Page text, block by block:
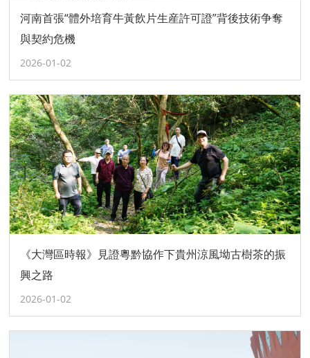
河南首張“體外培育牛黃飲片生産許可證”背後技術争奪
與契約危機
2026-01-02
《大灣區時報》見證粵黔協作下貴州涼風坳古樹茶的振
興之路
2026-01-02